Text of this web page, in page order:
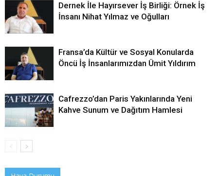
Dernek İle Hayırsever İş Birliği: Örnek İş
İnsanı Nihat Yılmaz ve Oğulları
Fransa’da Kültür ve Sosyal Konularda
Öncü İş İnsanlarımızdan Ümit Yıldırım
Cafrezzo’dan Paris Yakınlarında Yeni
Kahve Sunum ve Dağıtım Hamlesi